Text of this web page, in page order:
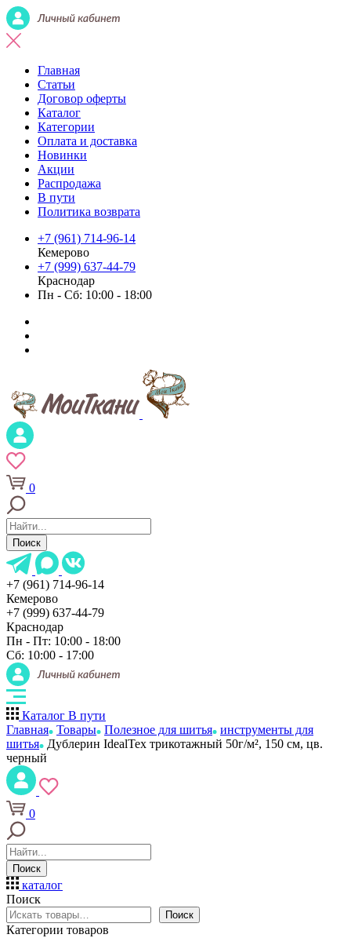
Главная
Статьи
Договор оферты
Каталог
Категории
Оплата и доставка
Новинки
Акции
Распродажа
В пути
Политика возврата
+7 (961) 714-96-14
Кемерово
+7 (999) 637-44-79
Краснодар
Пн - Сб: 10:00 - 18:00
0
Поиск
+7 (961) 714-96-14
Кемерово
+7 (999) 637-44-79
Краснодар
Пн - Пт: 10:00 - 18:00
Сб: 10:00 - 17:00
Каталог В пути
Главная Товары Полезное для шитья инструменты для
шитья
Дублерин IdealTex трикотажный 50г/м², 150 см, цв.
черный
0
Поиск
каталог
Поиск
Поиск
Категории товаров